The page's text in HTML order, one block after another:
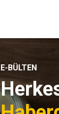
E-BÜLTEN